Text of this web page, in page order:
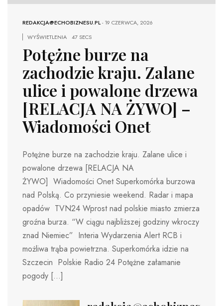
REDAKCJA@ECHOBIZNESU.PL-19 CZERWCA, 2026
WYŚWIETLENIA
47 SECS
Potężne burze na
zachodzie kraju. Zalane
ulice i powalone drzewa
[RELACJA NA ŻYWO] –
Wiadomości Onet
Potężne burze na zachodzie kraju. Zalane ulice i
powalone drzewa [RELACJA NA
ŻYWO] Wiadomości Onet Superkomórka burzowa
nad Polską. Co przyniesie weekend. Radar i mapa
opadów TVN24 Wprost nad polskie miasto zmierza
groźna burza. “W ciągu najbliższej godziny wkroczy
znad Niemiec” Interia Wydarzenia Alert RCB i
możliwa trąba powietrzna. Superkomórka idzie na
Szczecin Polskie Radio 24 Potężne załamanie
pogody […]